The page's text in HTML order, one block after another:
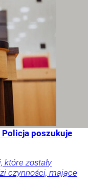
poszukuje
które zostały
czynności, mające